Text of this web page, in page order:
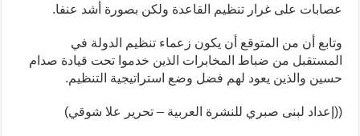
عصابات على غرار تنظيم القاعدة ولكن بصورة أشد عنفا.
وتابع أن من المتوقع أن يكون زعماء تنظيم الدولة في
المستقبل من ضباط المخابرات الذين خدموا تحت قيادة صدام
حسين والذين يعود لهم فضل وضع استراتيجية التنظيم.
((إعداد لبنى صبري للنشرة العربية – تحرير علا شوقي)